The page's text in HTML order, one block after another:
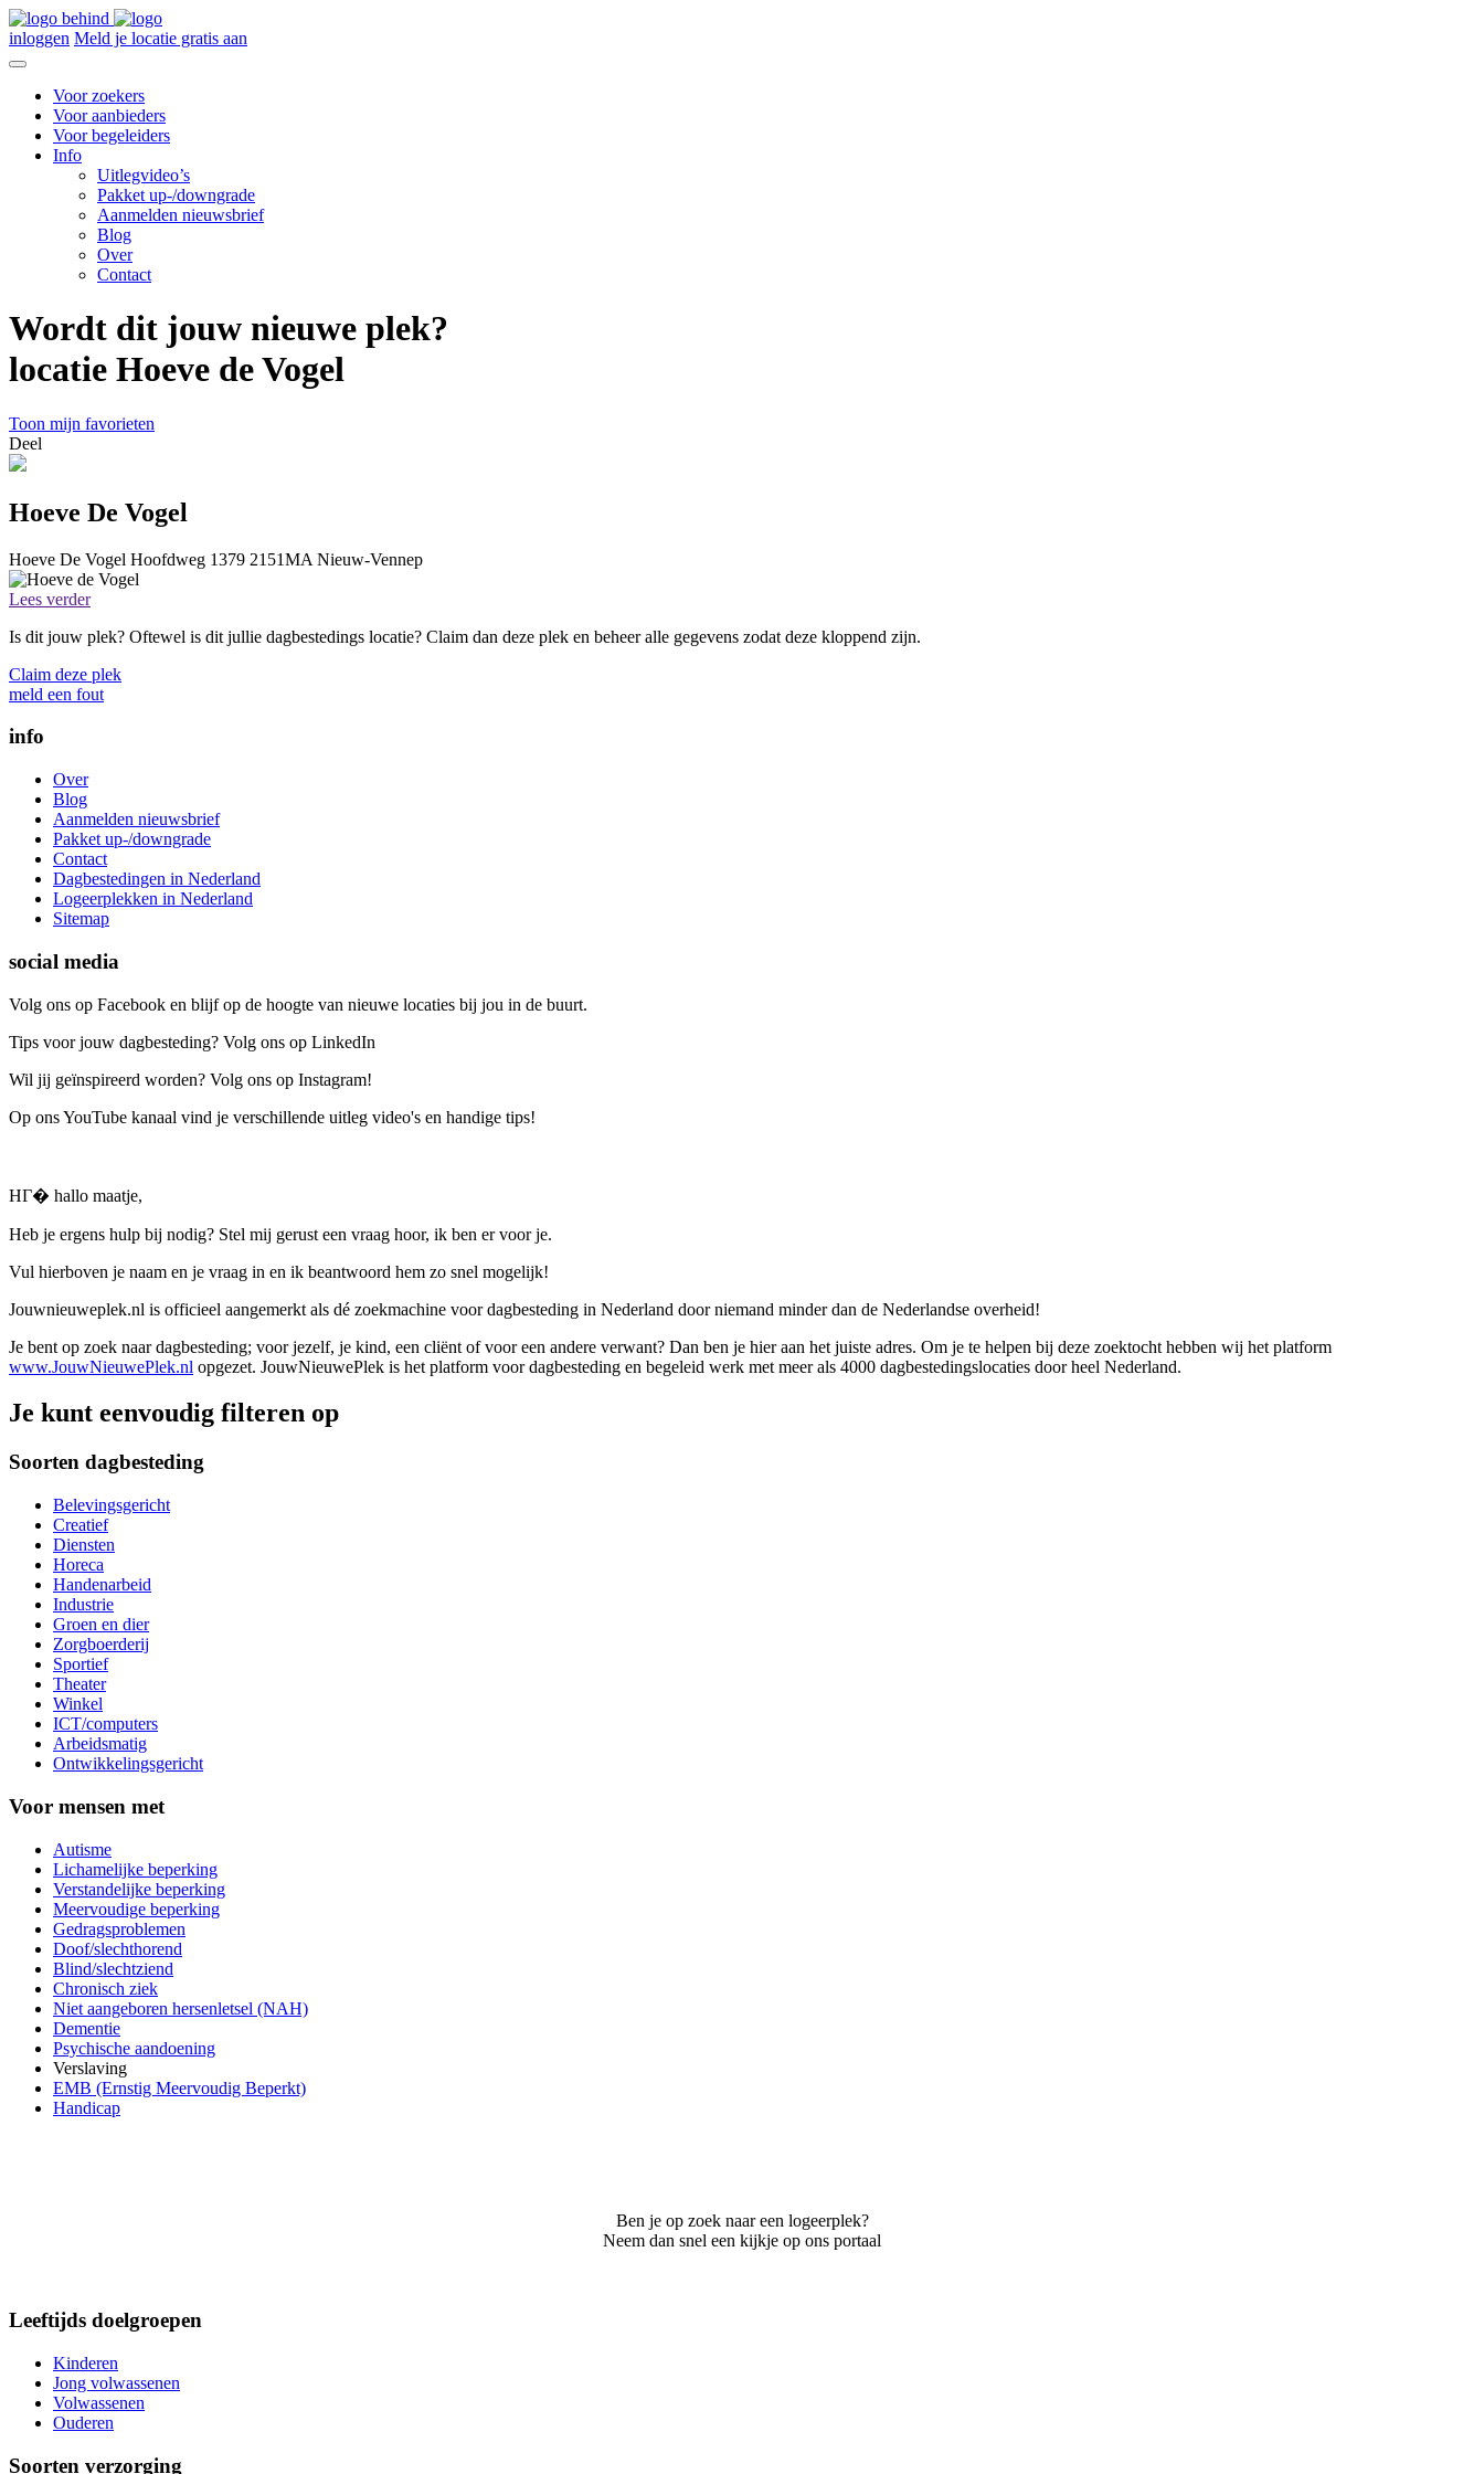
inloggen Meld je locatie gratis aan
Voor zoekers
Voor aanbieders
Voor begeleiders
Info
Uitlegvideo’s
Pakket up-/downgrade
Aanmelden nieuwsbrief
Blog
Over
Contact
Wordt dit jouw nieuwe plek?
locatie Hoeve de Vogel
Toon mijn favorieten
Deel
Hoeve De Vogel
Hoeve De Vogel Hoofdweg 1379 2151MA Nieuw-Vennep
Lees verder
Is dit jouw plek? Oftewel is dit jullie dagbestedings locatie? Claim dan deze plek en beheer alle gegevens zodat deze kloppend zijn.
Claim deze plek
meld een fout
info
Over
Blog
Aanmelden nieuwsbrief
Pakket up-/downgrade
Contact
Dagbestedingen in Nederland
Logeerplekken in Nederland
Sitemap
social media
Volg ons op Facebook en blijf op de hoogte van nieuwe locaties bij jou in de buurt.
Tips voor jouw dagbesteding? Volg ons op LinkedIn
Wil jij geïnspireerd worden? Volg ons op Instagram!
Op ons YouTube kanaal vind je verschillende uitleg video's en handige tips!
HГ� hallo maatje,
Heb je ergens hulp bij nodig? Stel mij gerust een vraag hoor, ik ben er voor je.
Vul hierboven je naam en je vraag in en ik beantwoord hem zo snel mogelijk!
Jouwnieuweplek.nl is officieel aangemerkt als dé zoekmachine voor dagbesteding in Nederland door niemand minder dan de Nederlandse overheid!
Je bent op zoek naar dagbesteding; voor jezelf, je kind, een cliënt of voor een andere verwant? Dan ben je hier aan het juiste adres. Om je te helpen bij deze zoektocht hebben wij het platform
www.JouwNieuwePlek.nl opgezet. JouwNieuwePlek is het platform voor dagbesteding en begeleid werk met meer als 4000 dagbestedingslocaties door heel Nederland.
Je kunt eenvoudig filteren op
Soorten dagbesteding
Belevingsgericht
Creatief
Diensten
Horeca
Handenarbeid
Industrie
Groen en dier
Zorgboerderij
Sportief
Theater
Winkel
ICT/computers
Arbeidsmatig
Ontwikkelingsgericht
Voor mensen met
Autisme
Lichamelijke beperking
Verstandelijke beperking
Meervoudige beperking
Gedragsproblemen
Doof/slechthorend
Blind/slechtziend
Chronisch ziek
Niet aangeboren hersenletsel (NAH)
Dementie
Psychische aandoening
Verslaving
EMB (Ernstig Meervoudig Beperkt)
Handicap
Ben je op zoek naar een logeerplek?
Neem dan snel een kijkje op ons portaal
Leeftijds doelgroepen
Kinderen
Jong volwassenen
Volwassenen
Ouderen
Soorten verzorging